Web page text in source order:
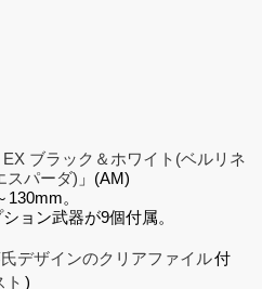
ブラック＆ホワイト(ベルリネ
スパーダ) 」(AM)
。
ョン武器が9個付属。
デザインのクリアファイル付
ト )